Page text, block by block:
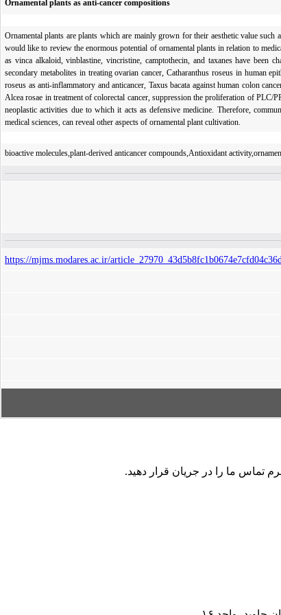
Ornamental plants as anti-cancer compositions
Ornamental plants are plants which are mainly grown for their aesthetic value
would like to review the enormous potential of ornamental plants in relation to
as vinca alkaloid, vinblastine, vincristine, camptothecin, and taxanes have been
secondary metabolites in treating ovarian cancer, Catharanthus roseus in human
roseus as anti-inflammatory and anticancer, Taxus bacata against human colon
Alcea rosae in treatment of colorectal cancer, suppression the proliferation of
neoplastic activities due to which it acts as defensive medicine. Therefore,
medical sciences, can reveal other aspects of ornamental plant cultivation.
bioactive molecules,plant-derived anticancer compounds,Antioxidant
https://mjms.modares.ac.ir/
تماس ما را در جریان قرار دهید.